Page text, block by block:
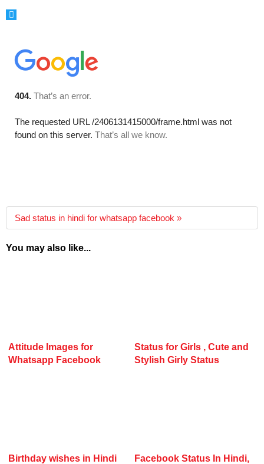
Sad status in hindi for whatsapp facebook »
You may also like...
Attitude Images for
Whatsapp Facebook
Status for Girls , Cute and
Stylish Girly Status
Birthday wishes in Hindi Facebook Status In Hindi,